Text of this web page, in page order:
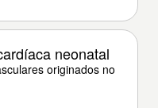
neonatal
originados no